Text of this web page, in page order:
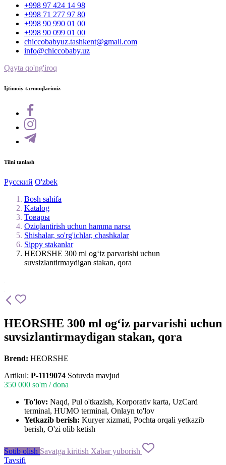
+998 97 424 14 98
+998 71 277 97 80
+998 90 990 01 00
+998 90 099 01 00
chiccobabyuz.tashkent@gmail.com
info@chiccobaby.uz
Qayta qo'ng'iroq
Ijtimoiy tarmoqlarimiz
Tilni tanlash
Русский O'zbek
Bosh sahifa
Katalog
Товары
Oziqlantirish uchun hamma narsa
Shishalar, so'rg'ichlar, chashkalar
Sippy stakanlar
HEORSHE 300 ml og‘iz parvarishi uchun
suvsizlantirmaydigan stakan, qora
HEORSHE 300 ml og‘iz parvarishi uchun
suvsizlantirmaydigan stakan, qora
Brend: HEORSHE
Artikul: P-1119074 Sotuvda mavjud
350 000 so'm / dona
To'lov: Naqd, Pul o'tkazish, Korporativ karta, UzCard
terminal, HUMO terminal, Onlayn to'lov
Yetkazib berish: Kuryer xizmati, Pochta orqali yetkazib
berish, O'zi olib ketish
Sotib olish Savatga kiritish Xabar yuborish
Tavsifi